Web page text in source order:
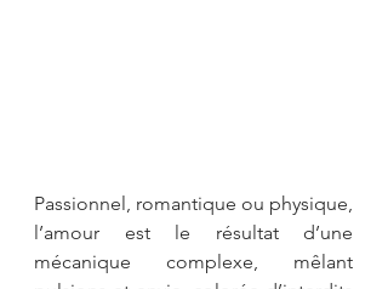
Passionnel, romantique ou physique,
l’amour est le résultat d’une
mécanique complexe, mêlant